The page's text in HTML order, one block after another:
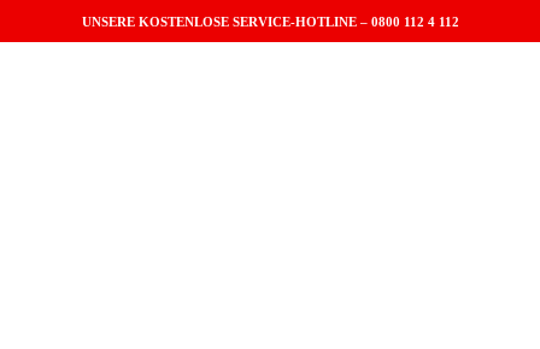
UNSERE KOSTENLOSE SERVICE-HOTLINE – 0800 112 4 112